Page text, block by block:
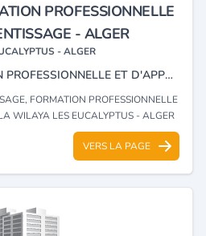
PROFESSIONNELLE
- ALGER
- ALGER
CENTRE DE FORMATION PROFESSIONNELLE ET D'APPRENTISSAGE.
FORMATION PROFESSIONNELLE
WILAYA LES EUCALYPTUS - ALGER
VERS LA PAGE